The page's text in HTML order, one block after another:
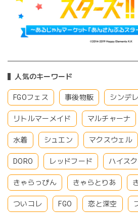
人気のキーワード
FGOフェス 事後物販 シンデ
リトルマーメイド マルチャーナ
水着 シュエン マクスウェル
DORO レッドフード ハイス
きゃらっぴん きゃらとりあ
ついコレ FGO 恋と深空